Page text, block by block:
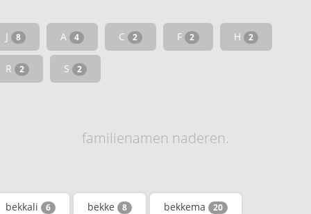
J 8 A 4 C 2 F 2 H 2
R 2 S 2
familienamen naderen.
bekkali 6 bekke 8 bekkema 20